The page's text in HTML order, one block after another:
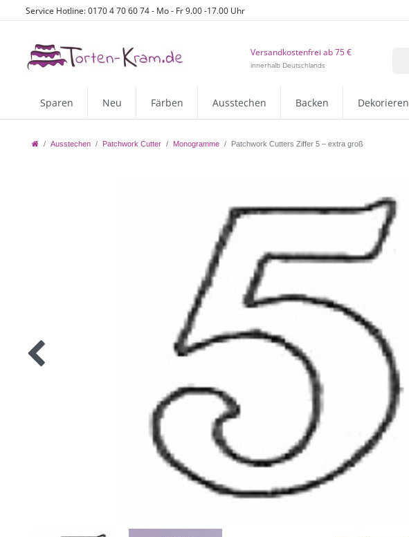
Service Hotline: 0170 4 70 60 74 - Mo - Fr 9.00 -17.00 Uhr
Versandkostenfrei ab 75 €
innerhalb Deutschlands
Sparen Neu Färben Ausstechen Backen Dekorieren
Ausstechen Patchwork Cutter Monogramme Patchwork Cutters Ziffer 5 – extra groß